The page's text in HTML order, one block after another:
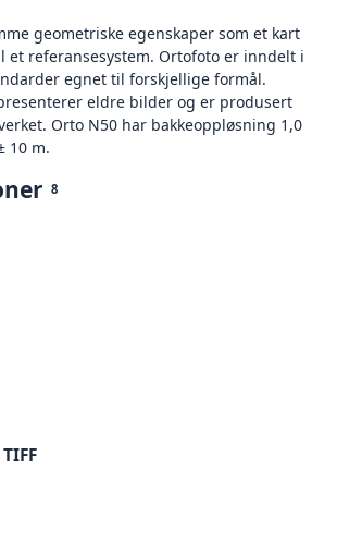
geometriske egenskaper som et kart
et referansesystem. Ortofoto er inndelt i
egnet til forskjellige formål.
eldre bilder og er produsert
Orto N50 har bakkeoppløsning 1,0
10 m.
8